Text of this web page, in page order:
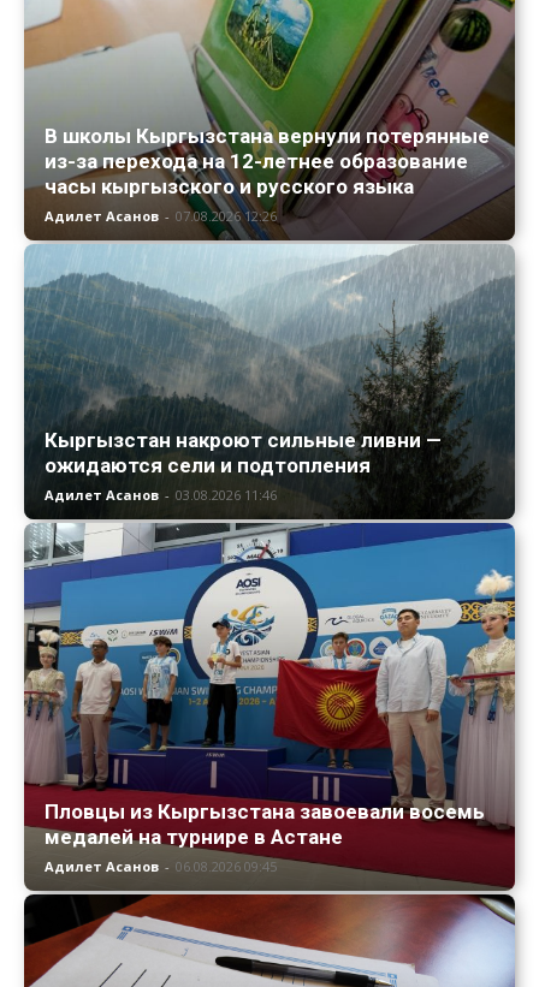
В школы Кыргызстана вернули потерянные
из-за перехода на 12-летнее образование
часы кыргызского и русского языка
Адилет Асанов - 07.08.2026 12:26
Кыргызстан накроют сильные ливни —
ожидаются сели и подтопления
Адилет Асанов - 03.08.2026 11:46
Пловцы из Кыргызстана завоевали восемь
медалей на турнире в Астане
Адилет Асанов - 06.08.2026 09:45